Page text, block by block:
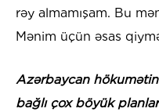
rəy almamışam. Bu
Mənim üçün əsas
Azərbaycan
bağlı çox böyük